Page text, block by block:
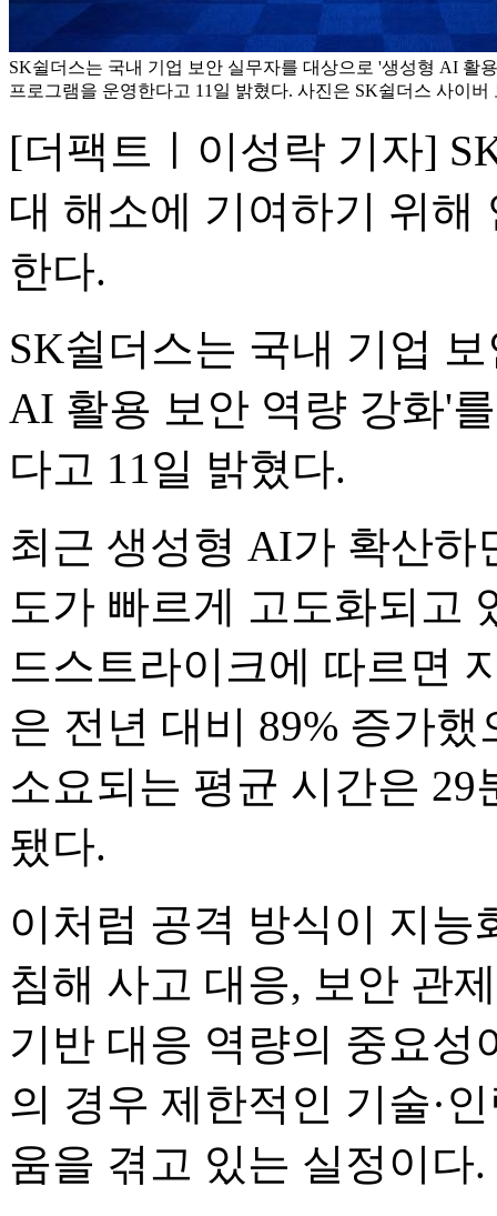
SK쉴더스는 국내 기업 보안 실무자를 대상으로 '생성형 AI 활
프로그램을 운영한다고 11일 밝혔다. 사진은 SK쉴더스 사이
[더팩트ㅣ이성락 기자]
대 해소에 기여하기 위
한다.
SK쉴더스는 국내 기업
AI 활용 보안 역량 강화'
다고 11일 밝혔다.
최근 생성형 AI가 확산하
도가 빠르게 고도화되고
드스트라이크에 따르면
은 전년 대비 89% 증가
소요되는 평균 시간은 29
됐다.
이처럼 공격 방식이 지능
침해 사고 대응, 보안 관
기반 대응 역량의 중요성
의 경우 제한적인 기술·
움을 겪고 있는 실정이다.